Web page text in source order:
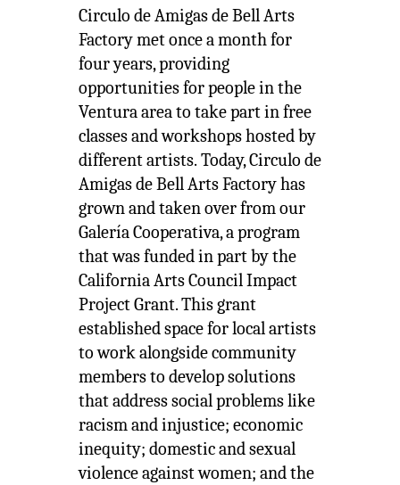
Circulo de Amigas de Bell Arts
Factory met once a month for
four years, providing
opportunities for people in the
Ventura area to take part in free
classes and workshops hosted by
different artists. Today, Circulo de
Amigas de Bell Arts Factory has
grown and taken over from our
Galería Cooperativa, a program
that was funded in part by the
California Arts Council Impact
Project Grant. This grant
established space for local artists
to work alongside community
members to develop solutions
that address social problems like
racism and injustice; economic
inequity; domestic and sexual
violence against women; and the